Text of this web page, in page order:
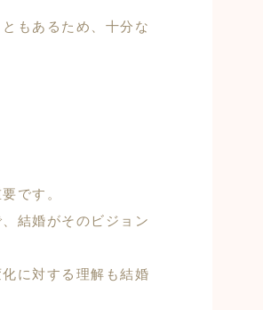
もあるため、十分な
です。
結婚がそのビジョン
に対する理解も結婚